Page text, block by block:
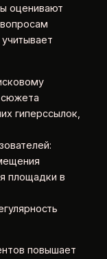
оценивают
сюжета
гиперссылок,
площадки в
повышает